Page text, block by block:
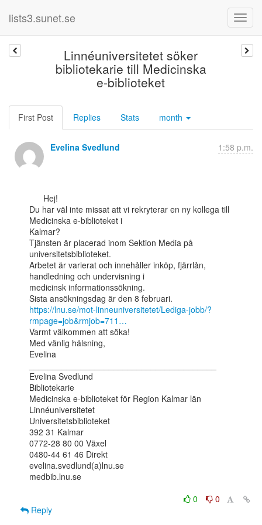
lists3.sunet.se
Linnéuniversitetet söker
bibliotekarie till Medicinska
e-biblioteket
First Post Replies Stats month
Evelina Svedlund 1:58 p.m.
Du har väl inte missat att vi rekryterar en ny kollega till
Medicinska e-biblioteket i
Kalmar?
Tjänsten är placerad inom Sektion Media på
universitetsbiblioteket.
Arbetet är varierat och innehåller inköp, fjärrlån,
handledning och undervisning i
medicinsk informationssökning.
https://lnu.se/mot-linneuniversitetet/Lediga-jobb/?
rmpage=job&rmjob=711…
Varmt välkommen att söka!
Med vänlig hälsning,
Evelina
Evelina Svedlund
Bibliotekarie
Medicinska e-biblioteket för Region Kalmar län
Linnéuniversitetet
Universitetsbiblioteket
392 31 Kalmar
0772-28 80 00 Växel
0480-44 61 46 Direkt
evelina.svedlund(a)lnu.se
medbib.lnu.se
0
0
Reply